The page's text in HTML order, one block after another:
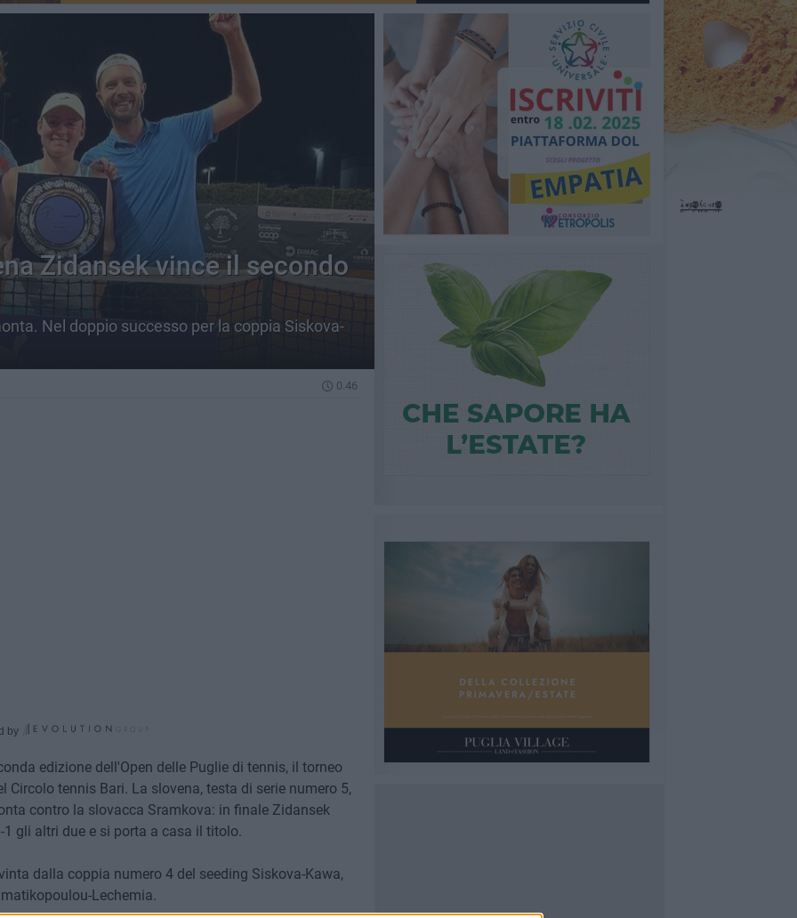
Zidansek vince il secondo
Nel doppio successo per la coppia Siskova-
0.46
by
edizione dell'Open delle Puglie di tennis, il torneo
Circolo tennis Bari. La slovena, testa di serie numero 5,
contro la slovacca Sramkova: in finale Zidansek
gli altri due e si porta a casa il titolo.
dalla coppia numero 4 del seeding Siskova-Kawa,
Lechemia.